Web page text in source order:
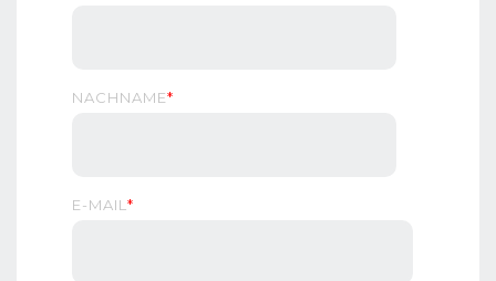
NACHNAME*
E-MAIL *